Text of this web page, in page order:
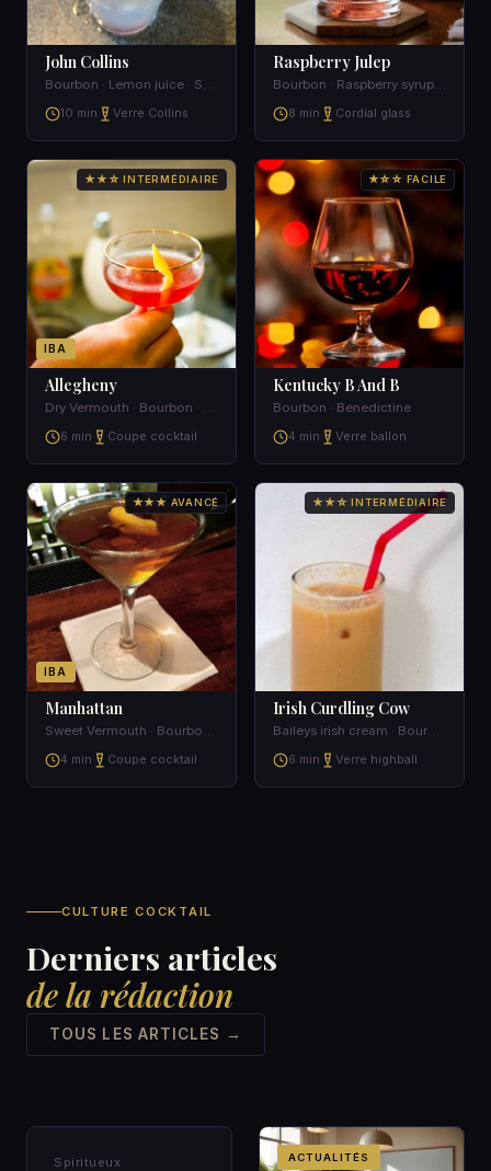
John Collins
Bourbon · Lemon juice · Sugar · Club soda
10 min
Verre Collins
Raspberry Julep
Bourbon · Raspberry syrup · Mint
8 min
Cordial glass
★★☆ INTERMÉDIAIRE
IBA
Allegheny
Dry Vermouth · Bourbon · Blackberry brandy · Lemon juice
6 min
Coupe cocktail
★☆☆ FACILE
Kentucky B And B
Bourbon · Benedictine
4 min
Verre ballon
★★★ AVANCÉ
IBA
Manhattan
Sweet Vermouth · Bourbon · Angostura bitters · Ice
4 min
Coupe cocktail
★★☆ INTERMÉDIAIRE
Irish Curdling Cow
Baileys irish cream · Bourbon · Vodka · Orange juice
6 min
Verre highball
CULTURE COCKTAIL
Derniers articles
de la rédaction
TOUS LES ARTICLES →
SPIRITUEUX &AMP;
Spiritueux ACTUALITÉS